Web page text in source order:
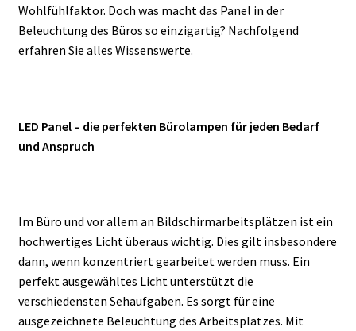
Wohlfühlfaktor. Doch was macht das Panel in der
Beleuchtung des Büros so einzigartig? Nachfolgend
erfahren Sie alles Wissenswerte.
LED Panel – die perfekten Bürolampen für jeden Bedarf
und Anspruch
Im Büro und vor allem an Bildschirmarbeitsplätzen ist ein
hochwertiges Licht überaus wichtig. Dies gilt insbesondere
dann, wenn konzentriert gearbeitet werden muss. Ein
perfekt ausgewähltes Licht unterstützt die
verschiedensten Sehaufgaben. Es sorgt für eine
ausgezeichnete Beleuchtung des Arbeitsplatzes. Mit